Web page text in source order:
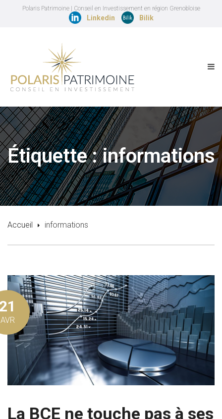
Polaris Patrimoine | Conseil en Investissement en région Grenobloise
Linkedin Bilik
Étiquette :informations
Accueil informations
AVR
La BCE ne touche pas à ses